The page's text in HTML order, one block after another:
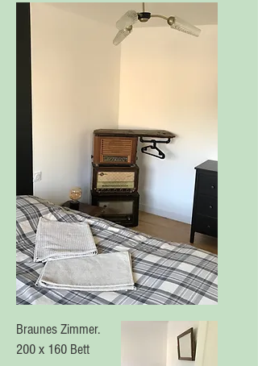
Braunes Zimmer.
200 x 160 Bett